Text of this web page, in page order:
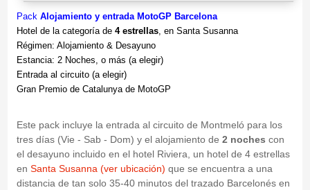
Pack Alojamiento y entrada MotoGP Barcelona
Hotel de la categoría de 4 estrellas, en Santa Susanna
Régimen: Alojamiento & Desayuno
Estancia: 2 Noches, o más (a elegir)
Entrada al circuito (a elegir)
Gran Premio de Catalunya de MotoGP
Este pack incluye la entrada al circuito de Montmeló para los
tres días (Vie - Sab - Dom) y el alojamiento de 2 noches con
el desayuno incluido en el hotel Riviera, un hotel de 4 estrellas
en Santa Susanna (ver ubicación) que se encuentra a una
distancia de tan solo 35-40 minutos del trazado Barcelonés en